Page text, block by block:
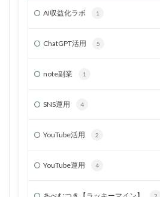
AI収益化ラボ 1
ChatGPT活用 5
note副業 1
SNS運用 4
YouTube活用 2
YouTube運用 4